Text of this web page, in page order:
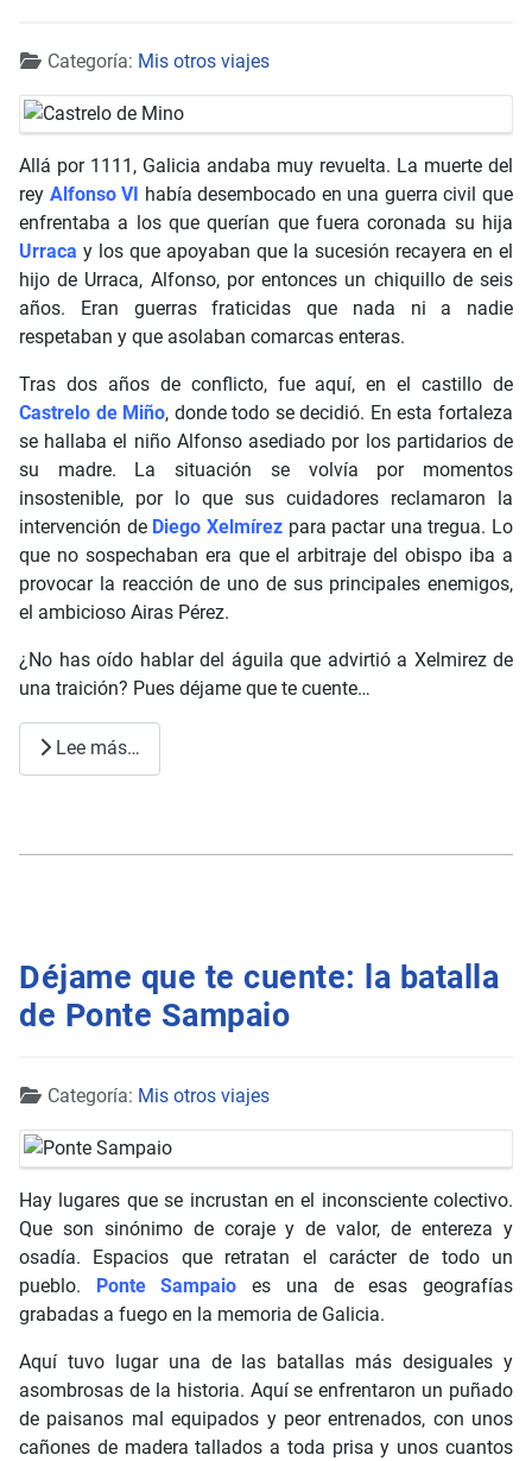
Detalles
Categoría: Mis otros viajes
Allá por 1111, Galicia andaba muy revuelta. La muerte del
rey Alfonso VI había desembocado en una guerra civil que
enfrentaba a los que querían que fuera coronada su hija
Urraca y los que apoyaban que la sucesión recayera en el
hijo de Urraca, Alfonso, por entonces un chiquillo de seis
años. Eran guerras fraticidas que nada ni a nadie
respetaban y que asolaban comarcas enteras.
Tras dos años de conflicto, fue aquí, en el castillo de
Castrelo de Miño, donde todo se decidió. En esta fortaleza
se hallaba el niño Alfonso asediado por los partidarios de
su madre. La situación se volvía por momentos
insostenible, por lo que sus cuidadores reclamaron la
intervención de Diego Xelmírezpara pactar una tregua. Lo
que no sospechaban era que el arbitraje del obispo iba a
provocar la reacción de uno de sus principales enemigos,
el ambicioso Airas Pérez.
¿No has oído hablar del águila que advirtió a Xelmirez de
una traición? Pues déjame que te cuente…
Lee más…
Déjame que te cuente: la batalla
de Ponte Sampaio
Detalles
Categoría: Mis otros viajes
Hay lugares que se incrustan en el inconsciente colectivo.
Que son sinónimo de coraje y de valor, de entereza y
osadía. Espacios que retratan el carácter de todo un
pueblo. Ponte Sampaio es una de esas geografías
grabadas a fuego en la memoria de Galicia.
Aquí tuvo lugar una de las batallas más desiguales y
asombrosas de la historia. Aquí se enfrentaron un puñado
de paisanos mal equipados y peor entrenados, con unos
cañones de madera tallados a toda prisa y unos cuantos